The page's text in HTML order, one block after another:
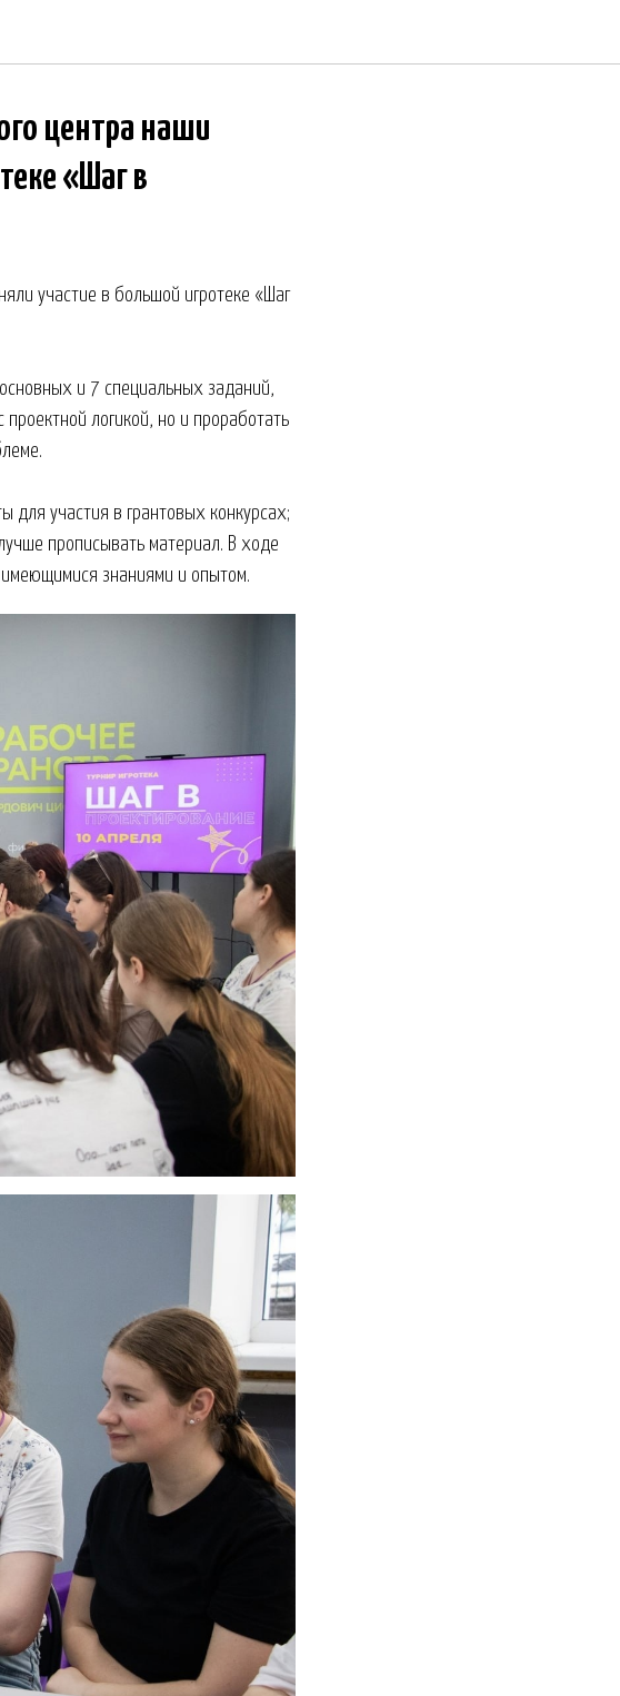
центра наши
«Шаг в
участие в большой игротеке «Шаг
и 7 специальных заданий,
логикой, но и проработать
для участия в грантовых конкурсах;
прописывать материал. В ходе
имеющимися знаниями и опытом.